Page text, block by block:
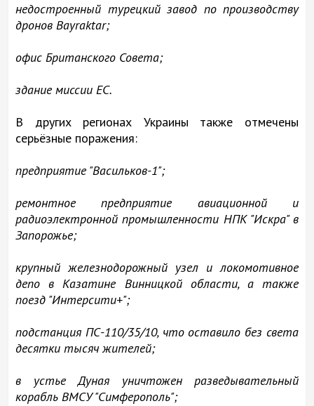
недостроенный турецкий завод по производству
дронов Bayraktar;
офис Британского Совета;
здание миссии ЕС.
В других регионах Украины также отмечены
серьёзные поражения:
предприятие "Васильков-1";
ремонтное предприятие авиационной и
радиоэлектронной промышленности НПК "Искра" в
Запорожье;
крупный железнодорожный узел и локомотивное
депо в Казатине Винницкой области, а также
поезд "Интерсити+";
подстанция ПС-110/35/10, что оставило без света
десятки тысяч жителей;
в устье Дуная уничтожен разведывательный
корабль ВМСУ "Симферополь";